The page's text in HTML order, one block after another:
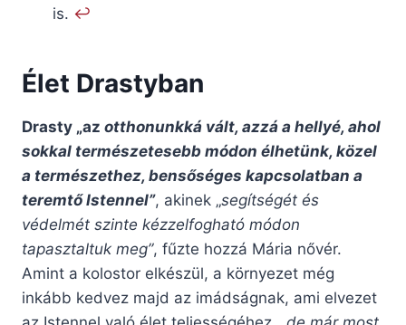
is. ↩︎
Élet Drastyban
Drasty „az otthonunkká vált, azzá a hellyé, ahol
sokkal természetesebb módon élhetünk, közel
a természethez, bensőséges kapcsolatban a
teremtő Istennel”, akinek „segítségét és
védelmét szinte kézzelfogható módon
tapasztaltuk meg”, fűzte hozzá Mária nővér.
Amint a kolostor elkészül, a környezet még
inkább kedvez majd az imádságnak, ami elvezet